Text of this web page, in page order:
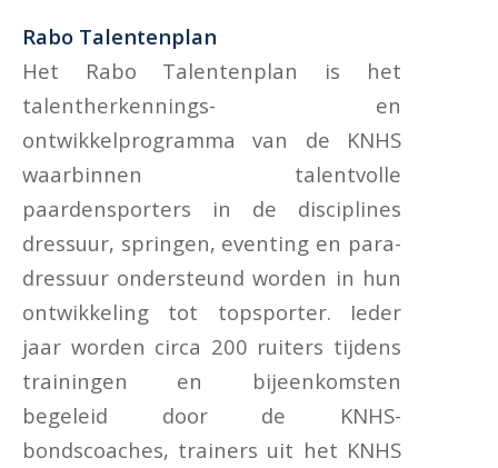
Rabo Talentenplan
Het Rabo Talentenplan is het
talentherkennings- en
ontwikkelprogramma van de KNHS
waarbinnen talentvolle
paardensporters in de disciplines
dressuur, springen, eventing en para-
dressuur ondersteund worden in hun
ontwikkeling tot topsporter. Ieder
jaar worden circa 200 ruiters tijdens
trainingen en bijeenkomsten
begeleid door de KNHS-
bondscoaches, trainers uit het KNHS